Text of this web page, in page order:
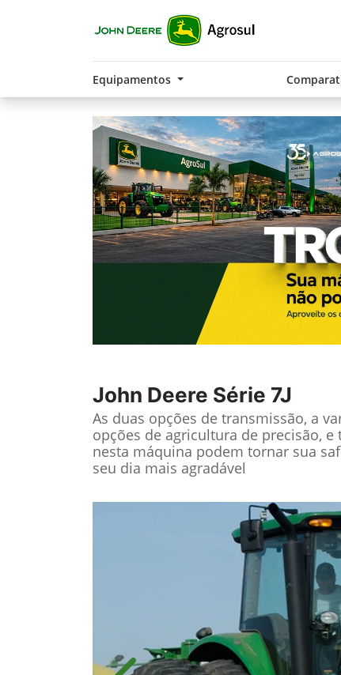
Equipamentos
John Deere Série 7J
As duas opções de transmissão, a
opções de agricultura de precisão,
nesta máquina podem tornar sua
seu dia mais agradável